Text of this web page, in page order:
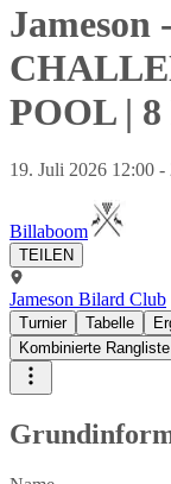
Jameson
POOL|
19. Juli 2026 12:00 -
Billaboom
TEILEN
Jameson Bilard Club
Turnier Tabelle
Kombinierte Rangliste